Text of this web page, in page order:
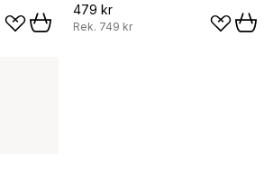
479 kr
Rek. 749 kr